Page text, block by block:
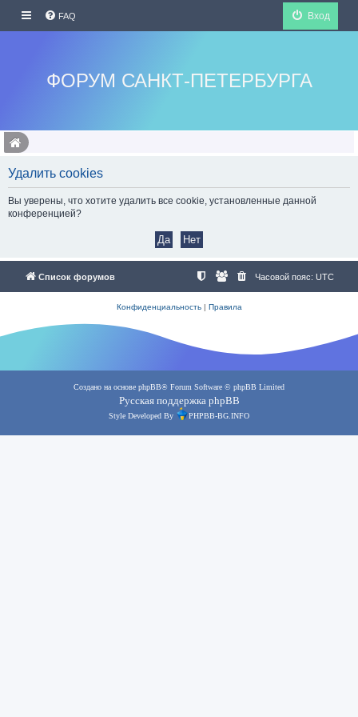
FAQ Вход
ФОРУМ САНКТ-ПЕТЕРБУРГА
Удалить cookies
Вы уверены, что хотите удалить все cookie, установленные данной
конференцией?
Список форумов Часовой пояс: UTC
Конфиденциальность| Правила
Создано на основе phpBB® Forum Software © phpBB Limited
Русская поддержка phpBB
Style Developed By PHPBB-BG.INFO